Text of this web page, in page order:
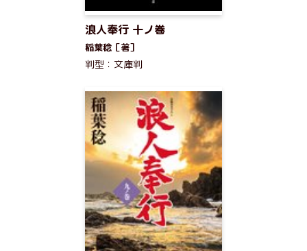
浪人奉行 十ノ巻
稲葉稔［著］
判型：文庫判